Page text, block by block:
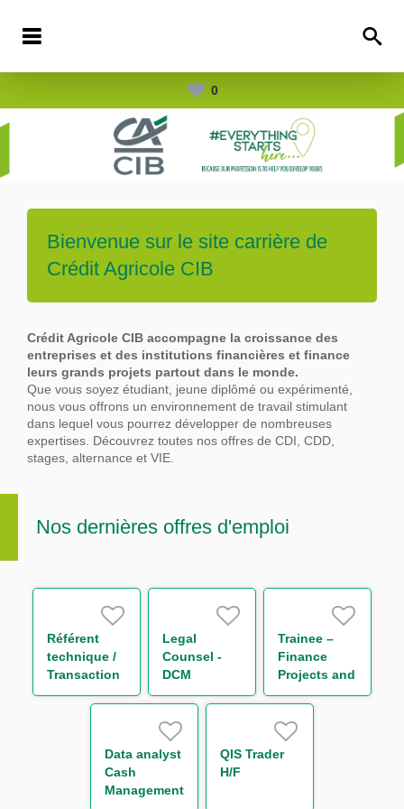
0
Bienvenue sur le site carrière de
Crédit Agricole CIB
Crédit Agricole CIB accompagne la croissance des
entreprises et des institutions financières et finance
leurs grands projets partout dans le monde.
Que vous soyez étudiant, jeune diplômé ou expérimenté,
nous vous offrons un environnement de travail stimulant
dans lequel vous pourrez développer de nombreuses
expertises. Découvrez toutes nos offres de CDI, CDD,
stages, alternance et VIE.
Nos dernières offres d'emploi
Référent
technique /
Transaction
Regulatory
Reporting
Legal
Counsel -
DCM
Trainee –
Finance
Projects and
Reporting
(One Year
Contract)
Data analyst
Cash
Management
QIS Trader
H/F